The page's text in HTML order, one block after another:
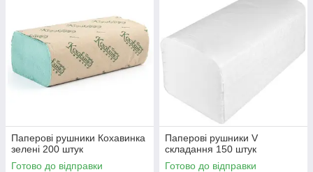
Паперові рушники Кохавинка
зелені 200 штук
Готово до відправки
Паперові рушники V
складання 150 штук
Готово до відправки